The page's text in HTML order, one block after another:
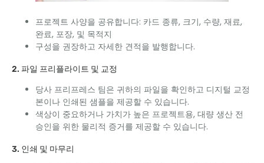
프로젝트 사양을 공유합니다: 카드 종류, 크기, 수량, 재료,
완료, 포장, 및 목적지
구성을 권장하고 자세한 견적을 발행합니다.
2. 파일 프리플라이트 및 교정
당사 프리프레스 팀은 귀하의 파일을 확인하고 디지털 교정
본이나 인쇄된 샘플을 제공할 수 있습니다.
색상이 중요하거나 가치가 높은 프로젝트용, 대량 생산 전
승인을 위한 물리적 증거를 제공할 수 있습니다.​
3. 인쇄 및 마무리